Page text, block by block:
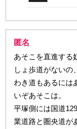
匿名
あそこを直進する
しょ歩道がないの
わき道もあるには
いぞあそこは。
平塚側には国道
業道路と圏央道が